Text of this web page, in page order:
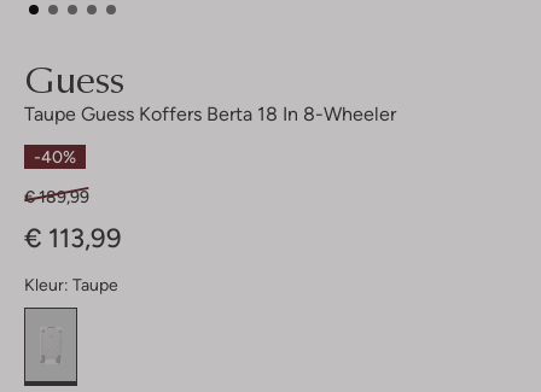
Guess
Taupe Guess Koffers Berta 18 In 8-Wheeler
-40%
€ 189,99
€ 113,99
Kleur: Taupe